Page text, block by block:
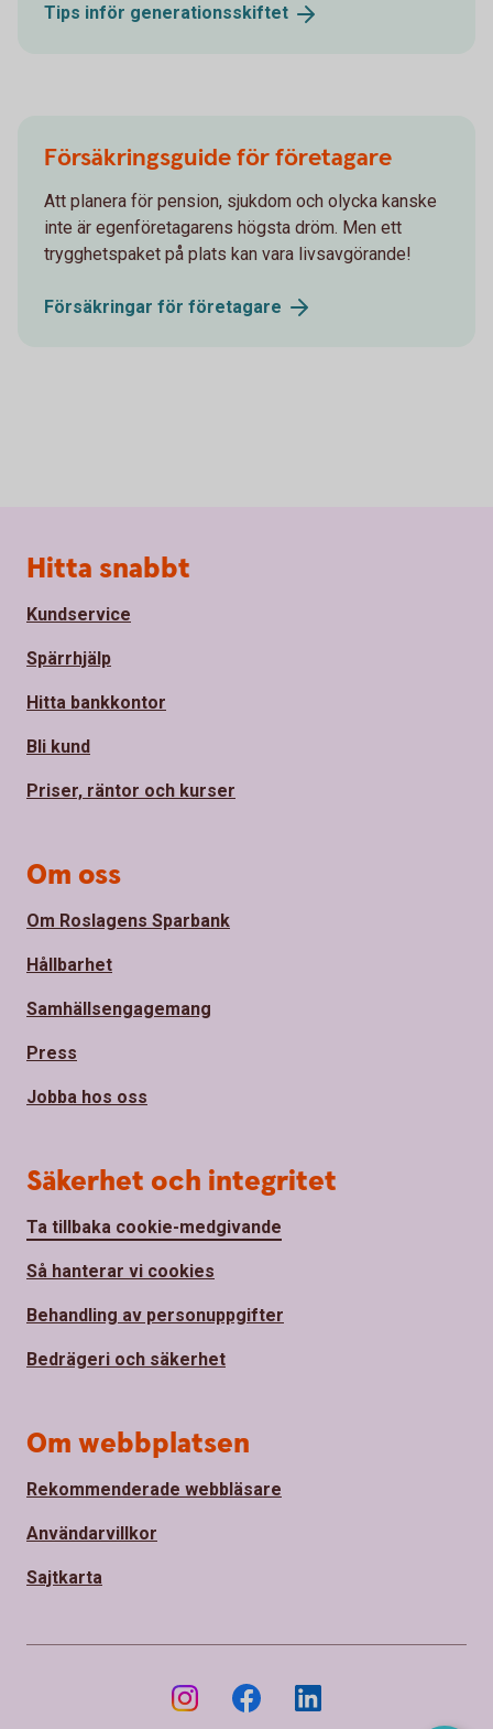
Tips inför generationsskiftet
Försäkringsguide för företagare
Att planera för pension, sjukdom och olycka kanske
inte är egenföretagarens högsta dröm. Men ett
trygghetspaket på plats kan vara livsavgörande!
Försäkringar för företagare
Sidfot
Hitta snabbt
Kundservice
Spärrhjälp
Hitta bankkontor
Bli kund
Priser, räntor och kurser
Om oss
Om Roslagens Sparbank
Hållbarhet
Samhällsengagemang
Press
Jobba hos oss
Säkerhet och integritet
Ta tillbaka cookie-medgivande
Så hanterar vi cookies
Behandling av personuppgifter
Bedrägeri och säkerhet
Om webbplatsen
Rekommenderade webbläsare
Användarvillkor
Sajtkarta